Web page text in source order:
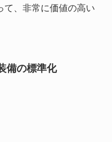
、非常に価値の高い
備の標準化